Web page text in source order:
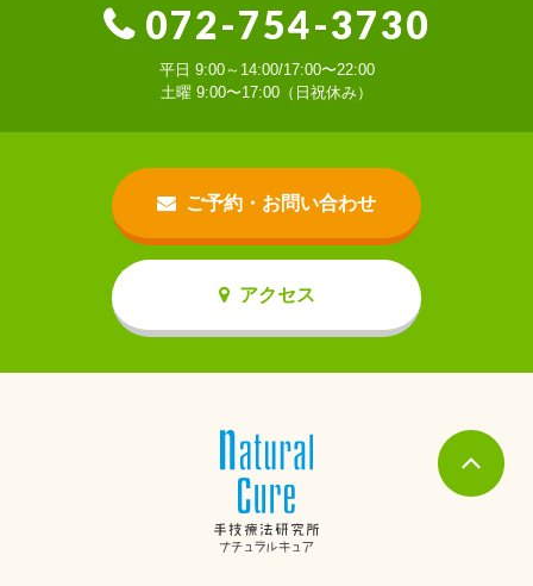
072-754-3730
平日 9:00～14:00/17:00〜22:00
土曜 9:00〜17:00（日祝休み）
ご予約・お問い合わせ
アクセス